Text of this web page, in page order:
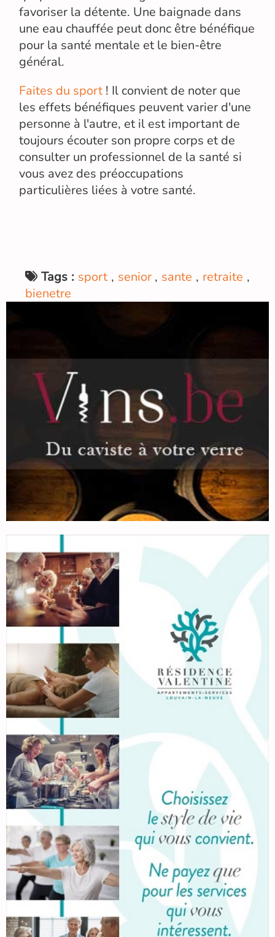
favoriser la détente. Une baignade dans
une eau chauffée peut donc être bénéfique
pour la santé mentale et le bien-être
général.
Faites du sport ! Il convient de noter que
les effets bénéfiques peuvent varier d'une
personne à l'autre, et il est important de
toujours écouter son propre corps et de
consulter un professionnel de la santé si
vous avez des préoccupations
particulières liées à votre santé.
Tags : sport, senior, sante , retraite ,
bienetre